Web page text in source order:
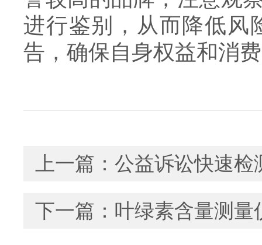
进行鉴别，从而降低风
告，确保自身权益和消
上一篇： 公益诉讼快速检
下一篇： 叶绿素含量测量